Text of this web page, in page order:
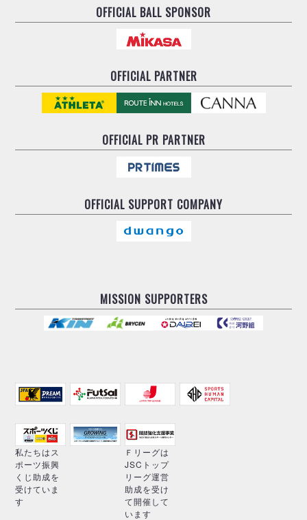
OFFICIAL BALL SPONSOR
OFFICIAL PARTNER
OFFICIALPR PARTNER
OFFICIAL SUPPORT COMPANY
MISSION SUPPORTERS
私たちはス
ポーツ振興
くじ助成を
受けていま
す
Ｆリーグは
JSCトップ
リーグ運営
助成を受け
て開催して
います